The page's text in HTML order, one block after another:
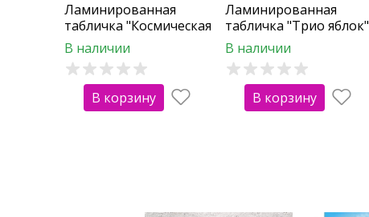
Ламинированная
табличка "Космическая
черепаха"
В наличии
В корзину
Ламинированная
табличка "Трио яблок"
В наличии
В корзину